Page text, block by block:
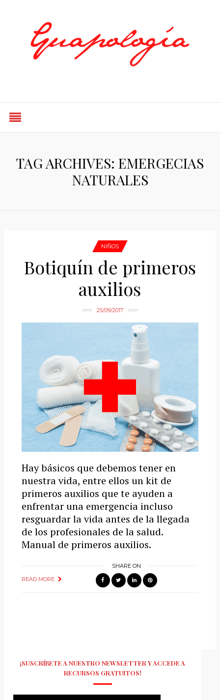
TAG ARCHIVES: EMERGECIAS
NATURALES
NIÑOS
Botiquín de primeros
auxilios
25/09/2017
Hay básicos que debemos tener en
nuestra vida, entre ellos un kit de
primeros auxilios que te ayuden a
enfrentar una emergencia incluso
resguardar la vida antes de la llegada
de los profesionales de la salud.
Manual de primeros auxilios.
READ MORE
SHARE ON
¡SUSCRÍBETE A NUESTRO NEWSLETTER Y ACCEDE A
RECURSOS GRATUITOS!